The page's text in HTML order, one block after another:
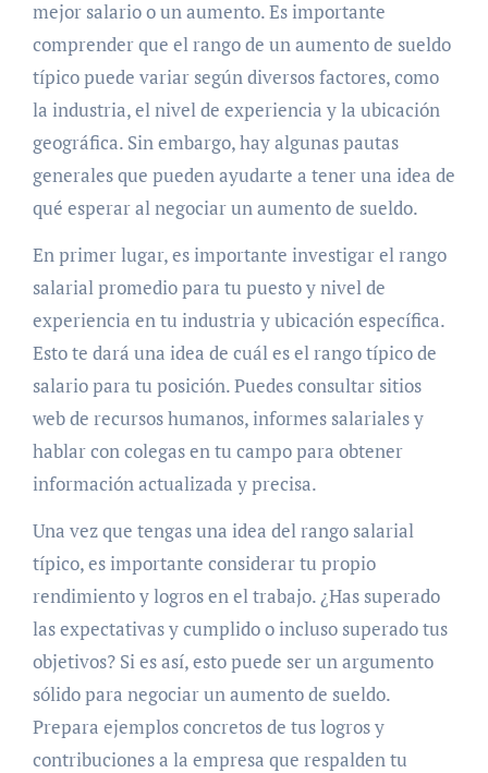
mejor salario o un aumento. Es importante
comprender que el rango de un aumento de sueldo
típico puede variar según diversos factores, como
la industria, el nivel de experiencia y la ubicación
geográfica. Sin embargo, hay algunas pautas
generales que pueden ayudarte a tener una idea de
qué esperar al negociar un aumento de sueldo.
En primer lugar, es importante investigar el rango
salarial promedio para tu puesto y nivel de
experiencia en tu industria y ubicación específica.
Esto te dará una idea de cuál es el rango típico de
salario para tu posición. Puedes consultar sitios
web de recursos humanos, informes salariales y
hablar con colegas en tu campo para obtener
información actualizada y precisa.
Una vez que tengas una idea del rango salarial
típico, es importante considerar tu propio
rendimiento y logros en el trabajo. ¿Has superado
las expectativas y cumplido o incluso superado tus
objetivos? Si es así, esto puede ser un argumento
sólido para negociar un aumento de sueldo.
Prepara ejemplos concretos de tus logros y
contribuciones a la empresa que respalden tu